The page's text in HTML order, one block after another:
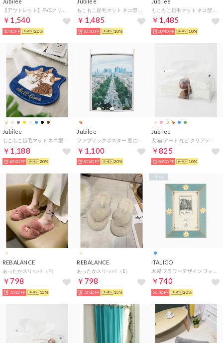
￥1,540
30%OFF 20%
￥1,485
50%OFF 10%
￥1,485
50%OFF 10%
Jubilee
￥1,188
60%OFF 20%
Jubilee
￥1,100
50%OFF 20%
Jubilee
￥825
50%OFF 10%
REBALANCE
あったかスリッパ （F）
￥798
73%OFF 15%
REBALANCE
あったかスリッパ （E）
￥798
73%OFF 15%
ITALICO
￥740
予約
50%OFF 20%